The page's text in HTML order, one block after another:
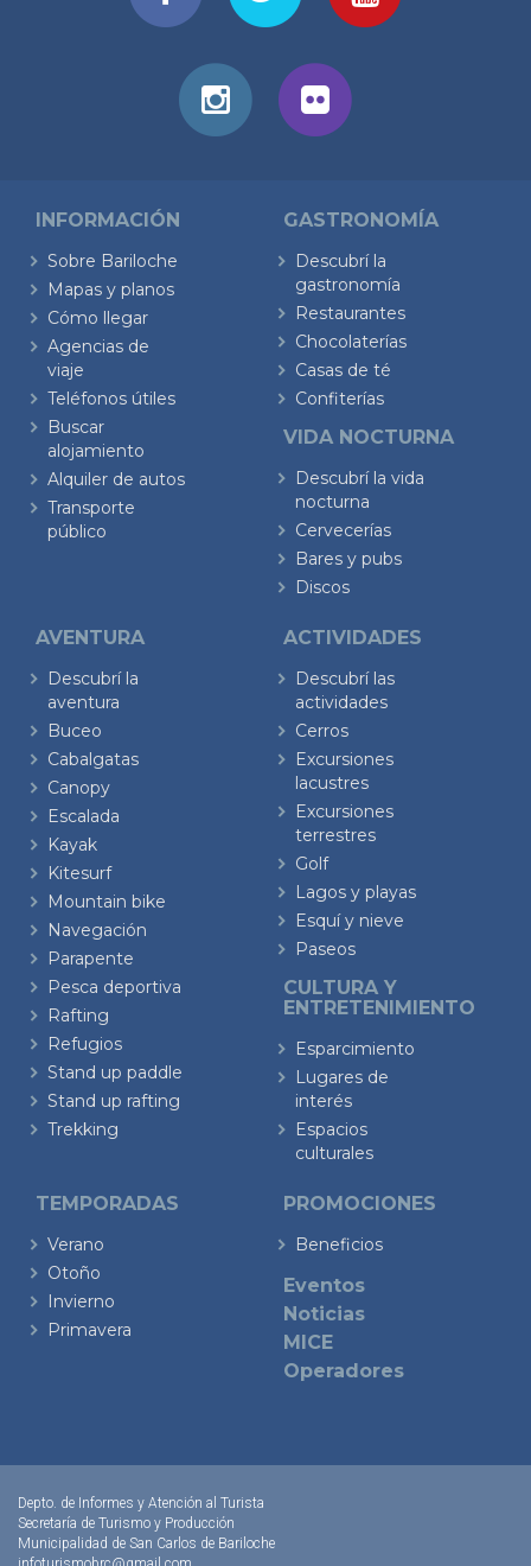
INFORMACIÓN
Sobre Bariloche
Mapas y planos
Cómo llegar
Agencias de
viaje
Teléfonos útiles
Buscar
alojamiento
Alquiler de autos
Transporte
público
GASTRONOMÍA
Descubrí la
gastronomía
Restaurantes
Chocolaterías
Casas de té
Confiterías
VIDA NOCTURNA
Descubrí la vida
nocturna
Cervecerías
Bares y pubs
Discos
AVENTURA
Descubrí la
aventura
Buceo
Cabalgatas
Canopy
Escalada
Kayak
Kitesurf
Mountain bike
Navegación
Parapente
Pesca deportiva
Rafting
Refugios
Stand up paddle
Stand up rafting
Trekking
ACTIVIDADES
Descubrí las
actividades
Cerros
Excursiones
lacustres
Excursiones
terrestres
Golf
Lagos y playas
Esquí y nieve
Paseos
CULTURA Y
ENTRETENIMIENTO
Esparcimiento
Lugares de
interés
Espacios
culturales
TEMPORADAS
Verano
Otoño
Invierno
Primavera
PROMOCIONES
Beneficios
Eventos
Noticias
MICE
Operadores
Depto. de Informes y Atención al Turista
Secretaría de Turismo y Producción
Municipalidad de San Carlos de Bariloche